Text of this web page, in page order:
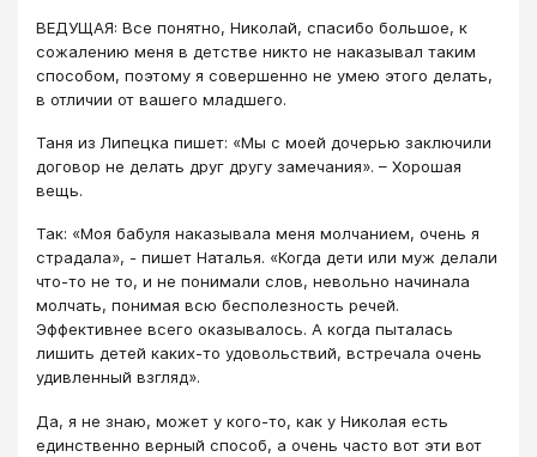
ВЕДУЩАЯ: Все понятно, Николай, спасибо большое, к
сожалению меня в детстве никто не наказывал таким
способом, поэтому я совершенно не умею этого делать,
в отличии от вашего младшего.
Таня из Липецка пишет: «Мы с моей дочерью заключили
договор не делать друг другу замечания». – Хорошая
вещь.
Так: «Моя бабуля наказывала меня молчанием, очень я
страдала», - пишет Наталья. «Когда дети или муж делали
что-то не то, и не понимали слов, невольно начинала
молчать, понимая всю бесполезность речей.
Эффективнее всего оказывалось. А когда пыталась
лишить детей каких-то удовольствий, встречала очень
удивленный взгляд».
Да, я не знаю, может у кого-то, как у Николая есть
единственно верный способ, а очень часто вот эти вот